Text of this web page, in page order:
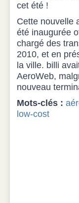
cet été !
Cette nouvelle
été inaugurée
chargé des
2010, et en
la ville. billi
AeroWeb,
nouveau
Mots-clés :
low-cost